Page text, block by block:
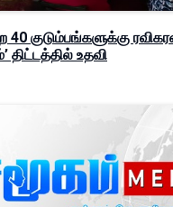
40 குடும்பங்களுக்கு
திட்டத்தில் உதவி